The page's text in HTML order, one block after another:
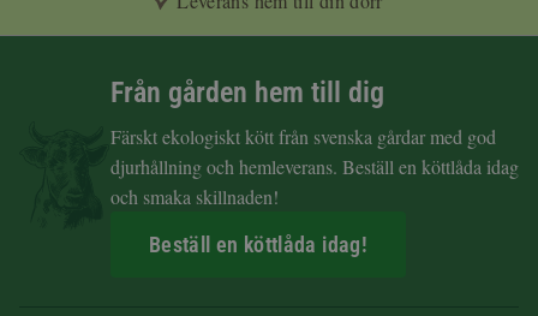
Från gården hem till dig
Färskt ekologiskt kött från svenska gårdar med god
djurhållning och hemleverans. Beställ en köttlåda idag
och smaka skillnaden!
Beställ en köttlåda idag!